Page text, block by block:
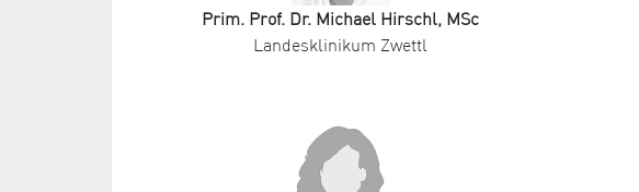
Prim. Prof. Dr. Michael Hirschl, MSc
Landesklinikum Zwettl